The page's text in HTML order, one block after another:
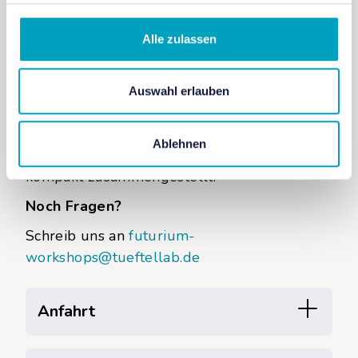
Alle zulassen
Auswahl erlauben
Ablehnen
Website
und hast noch Fragen zur Buchung?
Wir haben dir die wichtigsten Infos hier
kompakt zusammengestellt!
Noch Fragen?
Schreib uns anfuturium-
workshops@tueftellab.de
Anfahrt